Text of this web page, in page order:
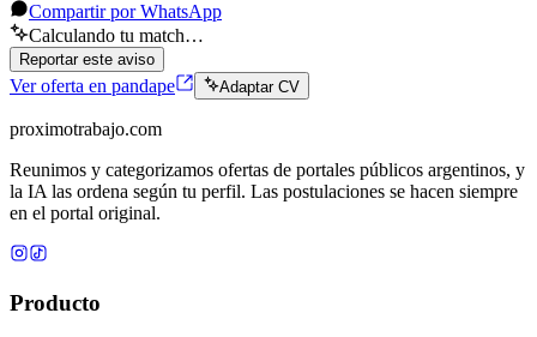
Compartir por WhatsApp
Calculando tu match…
Reportar este aviso
Ver oferta en pandape Adaptar CV
proximotrabajo.com
Reunimos y categorizamos ofertas de portales públicos argentinos, y
la IA las ordena según tu perfil. Las postulaciones se hacen siempre
en el portal original.
Producto